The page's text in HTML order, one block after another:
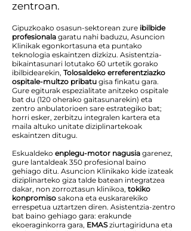
zentroan.
Gipuzkoako osasun-sektorean zure ibilbide
profesionala garatu nahi baduzu, Asuncion
Klinikak egonkortasuna eta puntako
teknologia eskaintzen dizkizu. Asistentzia-
bikaintasunari lotutako 60 urtetik gorako
ibilbidearekin, Tolosaldeko erreferentziazko
ospitale-multzo pribatu gisa finkatu gara.
Gure egiturak espezialitate anitzeko ospitale
bat du (120 oherako gaitasunarekin) eta
zentro anbulatorioen sare estrategiko bat;
horri esker, zerbitzu integralen kartera eta
maila altuko unitate diziplinartekoak
eskaintzen ditugu.
Eskualdeko enplegu-motor nagusia garenez,
gure lantaldeak 350 profesional baino
gehiago ditu. Asuncion Klinikako kide izateak
diziplinarteko giza talde batean integratzea
dakar, non zorroztasun klinikoa, tokiko
konpromiso sakona eta euskararekiko
errespetua uztartzen diren. Asistentzia-zentro
bat baino gehiago gara: erakunde
ekoeraginkorra gara, EMASziurtagiriduna eta